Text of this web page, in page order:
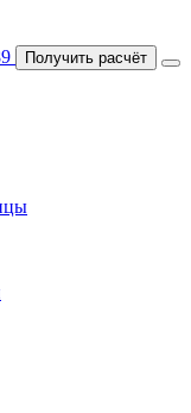
Получить расчёт